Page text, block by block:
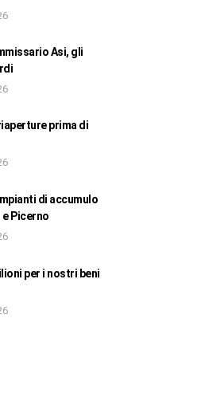
Asi, gli
prima di
di accumulo
e Picerno
per i nostri beni